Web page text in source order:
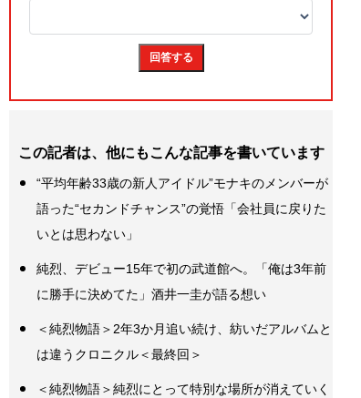
この記者は、他にもこんな記事を書いています
“平均年齢33歳の新人アイドル”モナキのメンバーが
語った“セカンドチャンス”の覚悟「会社員に戻りた
いとは思わない」
純烈、デビュー15年で初の武道館へ。「俺は3年前
に勝手に決めてた」酒井一圭が語る想い
＜純烈物語＞2年3か月追い続け、紡いだアルバムと
は違うクロニクル＜最終回＞
＜純烈物語＞純烈にとって特別な場所が消えていく